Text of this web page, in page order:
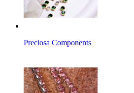
Preciosa Components